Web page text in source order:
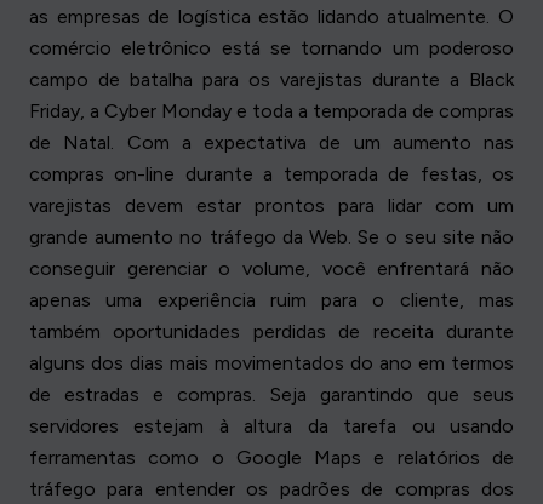
as empresas de logística estão lidando atualmente. O
comércio eletrônico está se tornando um poderoso
campo de batalha para os varejistas durante a Black
Friday, a Cyber Monday e toda a temporada de compras
de Natal. Com a expectativa de um aumento nas
compras on-line durante a temporada de festas, os
varejistas devem estar prontos para lidar com um
grande aumento no tráfego da Web. Se o seu site não
conseguir gerenciar o volume, você enfrentará não
apenas uma experiência ruim para o cliente, mas
também oportunidades perdidas de receita durante
alguns dos dias mais movimentados do ano em termos
de estradas e compras. Seja garantindo que seus
servidores estejam à altura da tarefa ou usando
ferramentas como o Google Maps e relatórios de
tráfego para entender os padrões de compras dos